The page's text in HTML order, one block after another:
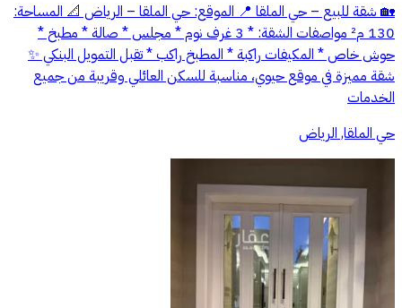
🏡 شقة للبيع – حي الملقا 📍 الموقع: حي الملقا – الرياض 📐 المساحة:
130 م² مواصفات الشقة: * 3 غرف نوم * مجلس * صالة * مطبخ *
حوش خاص * المكيفات راكبة * المطبخ راكب * تقبل التمويل البنكي ✨
شقة مميزة في موقع حيوي، مناسبة للسكن العائلي وقريبة من جميع
الخدمات
حي الملقا, الرياض